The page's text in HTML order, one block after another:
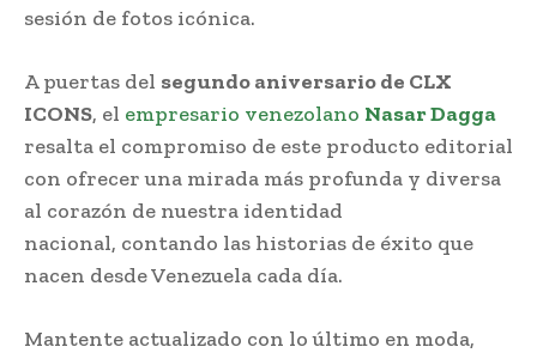
sesión de fotos icónica.
A puertas del segundo aniversario de CLX
ICONS, el empresario venezolano Nasar Dagga
resalta el compromiso de este producto editorial
con ofrecer una mirada más profunda y diversa
al corazón de nuestra identidad
nacional, contando las historias de éxito que
nacen desde Venezuela cada día.
Mantente actualizado con lo último en moda,